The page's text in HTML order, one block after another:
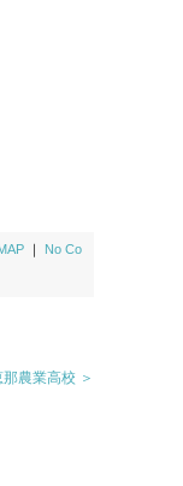
No Co
農業高校 ＞